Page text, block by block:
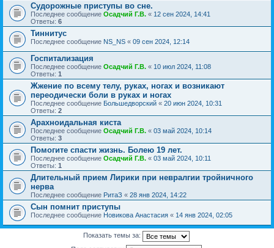
Судорожные приступы во сне.
Последнее сообщение Осадчий Г.В. « 12 сен 2024, 14:41
Ответы: 6
Тиннитус
Последнее сообщение NS_NS « 09 сен 2024, 12:14
Госпитализация
Последнее сообщение Осадчий Г.В. « 10 июл 2024, 11:08
Ответы: 1
Жжение по всему телу, руках, ногах и возникают
переодически боли в руках и ногах
Последнее сообщение Большедворский « 20 июн 2024, 10:31
Ответы: 2
Арахноидальная киста
Последнее сообщение Осадчий Г.В. « 03 май 2024, 10:14
Ответы: 3
Помогите спасти жизнь. Болею 19 лет.
Последнее сообщение Осадчий Г.В. « 03 май 2024, 10:11
Ответы: 1
Длительный прием Лирики при невралгии тройничного
нерва
Последнее сообщение РитаЗ « 28 янв 2024, 14:22
Сын помнит приступы
Последнее сообщение Новикова Анастасия « 14 янв 2024, 02:05
Показать темы за: